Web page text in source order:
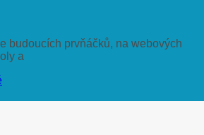
budoucích prvňáčků, na webových
a